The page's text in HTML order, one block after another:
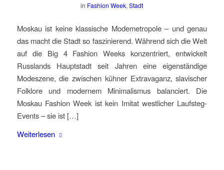
in Fashion Week,Stadt
Moskau ist keine klassische Modemetropole – und genau
das macht die Stadt so faszinierend. Während sich die Welt
auf die Big 4 Fashion Weeks konzentriert, entwickelt
Russlands Hauptstadt seit Jahren eine eigenständige
Modeszene, die zwischen kühner Extravaganz, slavischer
Folklore und modernem Minimalismus balanciert. Die
Moskau Fashion Week ist kein Imitat westlicher Laufsteg-
Events – sie ist […]
Weiterlesen